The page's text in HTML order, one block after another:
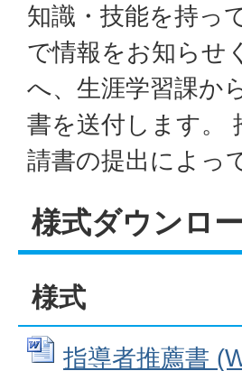
知識・技能を持っ
で情報をお知らせ
へ、生涯学習課か
書を送付します。
請書の提出によっ
様式ダウンロ
様式
指導者推薦書